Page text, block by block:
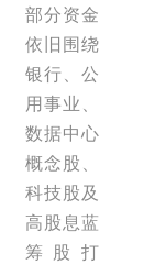
部分资金
依旧围绕
银行、公
用事业、
数据中心
概念股、
科技股及
高股息蓝
筹股打